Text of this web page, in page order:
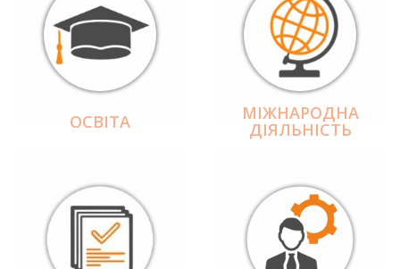
ОСВІТА МІЖНАРОДНА
ДІЯЛЬНІCТЬ